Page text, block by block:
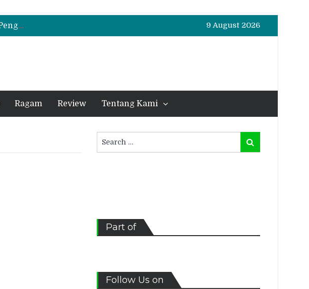
Mitsubishi Fuso Dorong Armada Minim Downtime lewat VIP Fleet Training 2026
Mitsubishi Fuso eCanter Melaju di Bisnis Logistik, Fastana Jadi Pengguna Baru
Mitsubishi Fuso Perkenalkan Next Generation Zero Down Time di GIIAS 2026
9 August 2026
Ragam Review Tentang Kami
for:
Search
Part of
Follow Us on